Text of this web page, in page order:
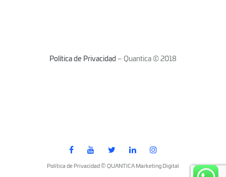
Política de Privacidad – Quantica © 2018
Política de Privacidad © QUANTICA Marketing Digital